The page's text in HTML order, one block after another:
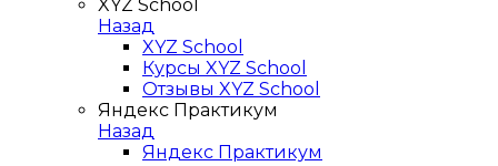
XYZ School
Назад
XYZ School
Курсы XYZ School
Отзывы XYZ School
Яндекс Практикум
Назад
Яндекс Практикум